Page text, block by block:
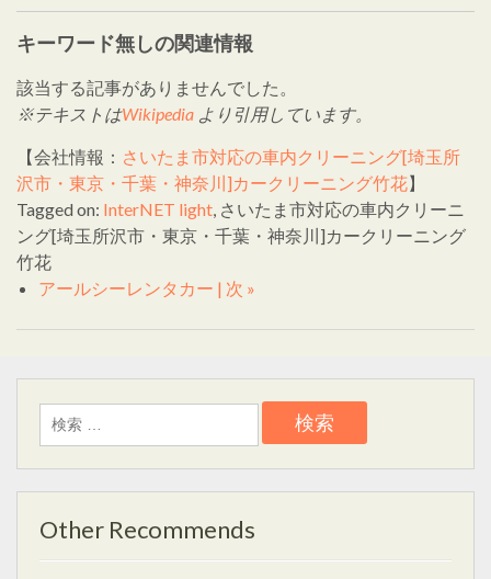
キーワード無しの関連情報
該当する記事がありませんでした。
※テキストはWikipedia より引用しています。
【会社情報： さいたま市対応の車内クリーニング[埼玉所
沢市・東京・千葉・神奈川]カークリーニング竹花】
Tagged on: InterNET light, さいたま市対応の車内クリーニ
ング[埼玉所沢市・東京・千葉・神奈川]カークリーニング
竹花
アールシーレンタカー | 次 »
検
索:
Other Recommends